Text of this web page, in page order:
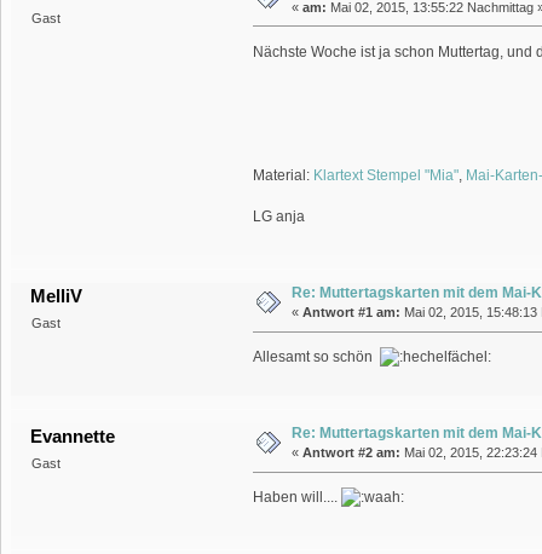
Gast
« am: Mai 02, 2015, 13:55:22 Nachmittag
Nächste Woche ist ja schon Muttertag,
Material: Klartext Stempel "Mia", Mai-
LG anja
MelliV
Gast
Re: Muttertagskarten mit dem Mai-
« Antwort #1 am: Mai 02, 2015, 15:48:13
Allesamt so schön
Evannette
Gast
Re: Muttertagskarten mit dem Mai-
« Antwort #2 am: Mai 02, 2015, 22:23:24
Haben will....